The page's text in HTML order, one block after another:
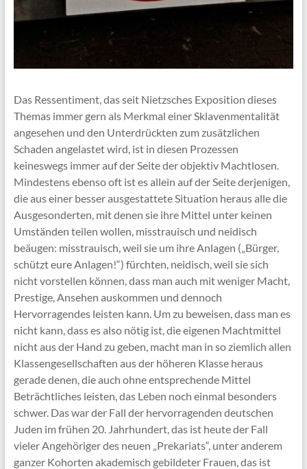
Das Ressentiment, das seit Nietzsches Exposition dieses
Themas immer gern als Merkmal einer Sklavenmentalität
angesehen und den Unterdrückten zum zusätzlichen
Schaden angelastet wird, ist in diesen Prozessen
keineswegs immer auf der Seite der objektiv Machtlosen.
Mindestens ebenso oft ist es allein auf der Seite derjenigen,
die aus einer besser ausgestattete Situation heraus alle die
Ausgesonderten, mit denen sie ihre Mittel unter keinen
Umständen teilen wollen, misstrauisch und neidisch
beäugen: misstrauisch, weil sie um ihre Anlagen („Bürger,
schützt eure Anlagen!“) fürchten, neidisch, weil sie sich
nicht vorstellen können, dass man auch mit weniger Macht,
Prestige, Ansehen auskommen und dennoch
Hervorragendes leisten kann. Um zu beweisen, dass man es
nicht kann, dass es also nötig ist, die eigenen Machtmittel
nicht aus der Hand zu geben, macht man in so ziemlich allen
Klassengesellschaften aus der höheren Klasse heraus
gerade denen, die auch ohne entsprechende Mittel
Beträchtliches leisten, das Leben noch einmal besonders
schwer. Das war der Fall der hervorragenden deutschen
Juden im frühen 20. Jahrhundert, das ist heute der Fall
vieler Angehöriger des neuen „Prekariats“, unter anderem
ganzer Kohorten akademisch gebildeter Frauen, das ist